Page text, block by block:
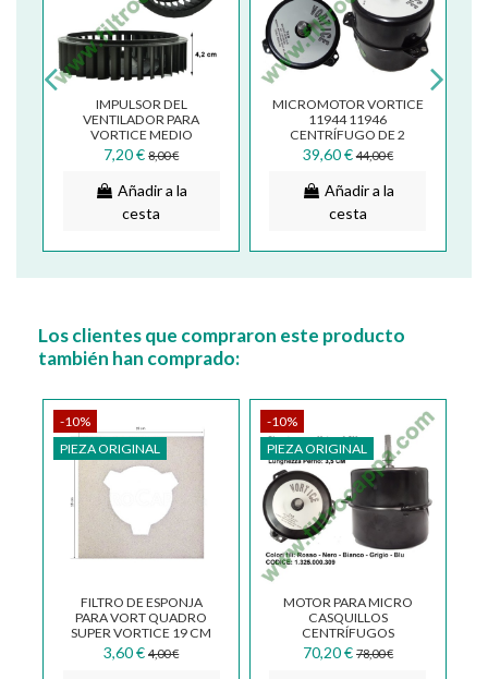
IMPULSOR DEL
VENTILADOR PARA
VORTICE MEDIO
1.205.132.003
7,20 € 8,00 €
Añadir a la
cesta
MICROMOTOR VORTICE
11944 11946
CENTRÍFUGO DE 2
VELOCIDADES
1.325.000.308
39,60 € 44,00 €
Añadir a la
cesta
Los clientes que compraron este producto
también han comprado:
-10%
PIEZA ORIGINAL
FILTRO DE ESPONJA
PARA VORT QUADRO
SUPER VORTICE 19 CM
1.186.047.003
3,60 € 4,00 €
-10%
PIEZA ORIGINAL
MOTOR PARA MICRO
CASQUILLOS
CENTRÍFUGOS
VOERTICE 2
VELOCIDADES 220
70,20 € 78,00 €